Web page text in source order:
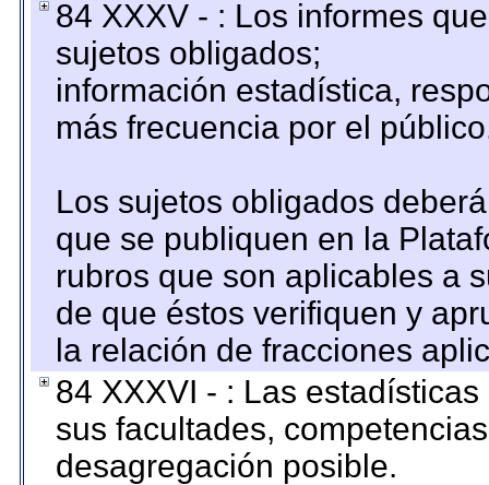
84 XXXV - : Los informes
sujetos obligados;
información estadística,
más frecuencia por el
Los sujetos obligados
que se publiquen en la
rubros que son aplicables a
de que éstos verifiquen y
la relación de fracciones
84 XXXVI - : Las
sus facultades,
desagregación posible.